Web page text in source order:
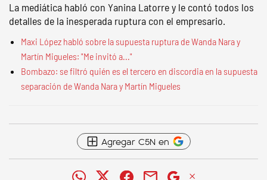
La mediática habló con Yanina Latorre y le contó todos los
detalles de la inesperada ruptura con el empresario.
Maxi López habló sobre la supuesta ruptura de Wanda Nara y
Martín Migueles: "Me invitó a..."
Bombazo: se filtró quién es el tercero en discordia en la supuesta
separación de Wanda Nara y Martín Migueles
Agregar C5N en